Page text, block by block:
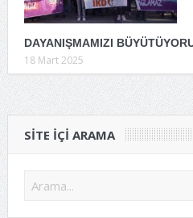
DAYANIŞMAMIZI
18 Mart 2025
SITE IÇI ARAMA